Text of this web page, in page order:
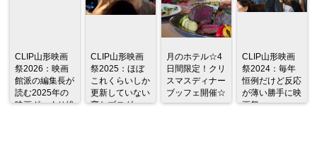
CLIP山形映画
祭2026：映画
館派の編集長が
読む2025年の
映画ざっくり総
CLIP山形映画
祭2025：ほぼ
これくらいしか
更新していない
変なブログ
月のホテル☆4
日間限定！クリ
スマスディナー
ブッフェ開催☆
CLIP山形映画
祭2024：毎年
恒例だけど反応
が薄い勝手に映
画祭